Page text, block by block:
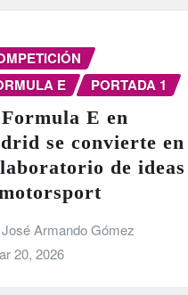
E
PORTADA 1
E en
se convierte en
de ideas
José Armando Gómez
20, 2026